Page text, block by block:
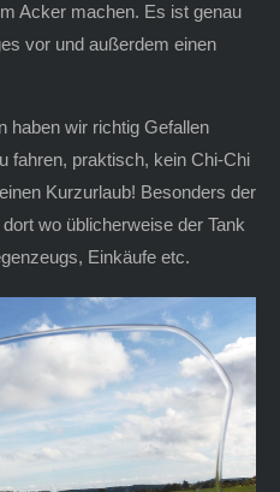
Acker machen. Es ist genau
vor und außerdem einen
haben wir richtig Gefallen
fahren, praktisch, kein Chi-Chi
Kurzurlaub! Besonders der
wo üblicherweise der Tank
Einkäufe etc.